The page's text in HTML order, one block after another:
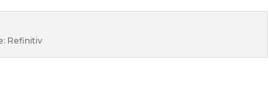
Refinitiv